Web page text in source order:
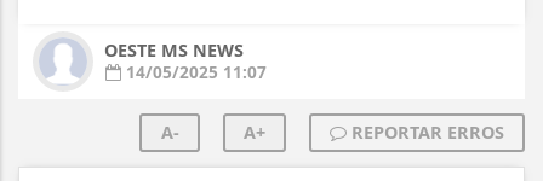
OESTE MS NEWS
14/05/2025 11:07
A- A+ REPORTAR ERROS